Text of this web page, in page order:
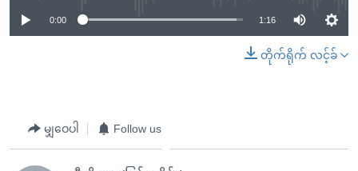
0:00 1:16
တိုက်ရိုက် လင့်ခ်
မျှဝေပါ Follow us